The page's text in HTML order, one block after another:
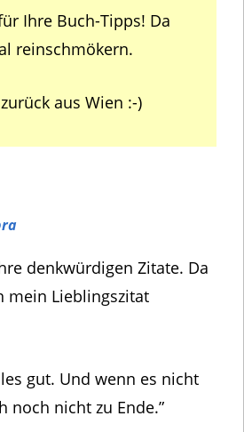
Ihre Buch-Tipps! Da
reinschmökern.
aus Wien :-)
denkwürdigen Zitate. Da
mein Lieblingszitat
gut. Und wenn es nicht
noch nicht zu Ende.”